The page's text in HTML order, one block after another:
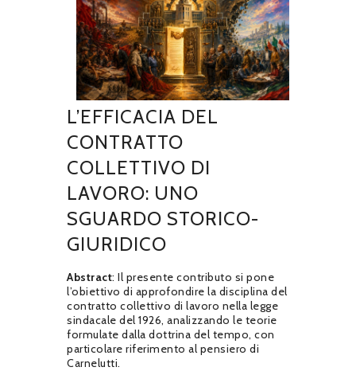
L’EFFICACIA DEL
CONTRATTO
COLLETTIVO DI
LAVORO: UNO
SGUARDO STORICO-
GIURIDICO
Abstract: Il presente contributo si pone
l’obiettivo di approfondire la disciplina del
contratto collettivo di lavoro nella legge
sindacale del 1926, analizzando le teorie
formulate dalla dottrina del tempo, con
particolare riferimento al pensiero di
Carnelutti.